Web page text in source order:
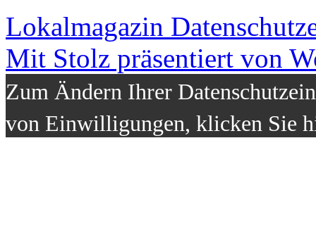
Lokalmagazin
Mit Stolz präsentiert von
Zum Ändern Ihrer
von Einwilligungen, klicken Sie